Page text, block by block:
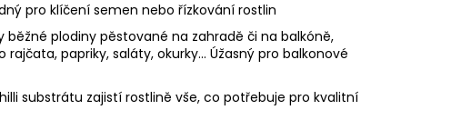
pro klíčení semen nebo řízkování rostlin
plodiny pěstované na zahradě či na balkóně,
papriky, saláty, okurky... Úžasný pro balkonové
substrátu zajistí rostlině vše, co potřebuje pro kvalitní